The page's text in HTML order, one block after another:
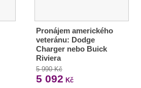
Pronájem amerického
veteránu: Dodge
Charger nebo Buick
Riviera
5 990 Kč
5 092 Kč